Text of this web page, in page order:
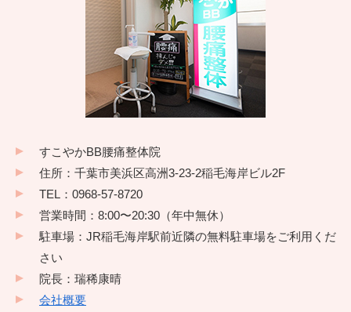
すこやかBB腰痛整体院
住所：千葉市美浜区高洲3-23-2稲毛海岸ビル2F
TEL：0968-57-8720
営業時間：8:00〜20:30（年中無休）
駐車場：JR稲毛海岸駅前近隣の無料駐車場をご利用くだ
さい
院長：瑞稀康晴
会社概要